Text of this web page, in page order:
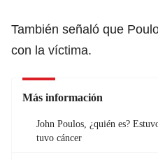
También señaló que
con la víctima.
Más información
John Poulos, ¿quién es?
tuvo cáncer